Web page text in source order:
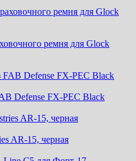
ремня для Glock
Defense FX-PEC Black
AR-15, черная